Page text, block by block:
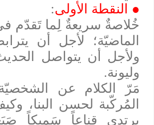
●النقطة الأولى :
خُلاصةٌ سريعةٌ لِما تَقدّم
الماضيّة؛ لأجل أن
ولأجل أن يتواصل
وليونة.
مَرّ الكلام عن الشخصيّة
المُركّبة لحسن البنا،
يرتدي قِناعاً سَميكاً